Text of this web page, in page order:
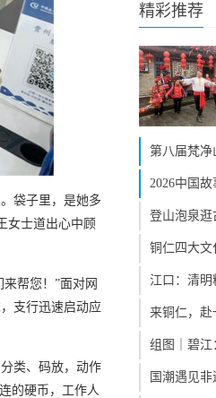
袋子里，是她多
女士道出心中顾
帮您！”面对网
支行迅速启动应
类、码放，动作
的硬币，工作人
精彩推荐
第八届梵
2026中国
登山泡泉
铜仁四大文
江口：清明
来铜仁，赴
组图｜碧江
国潮遇见